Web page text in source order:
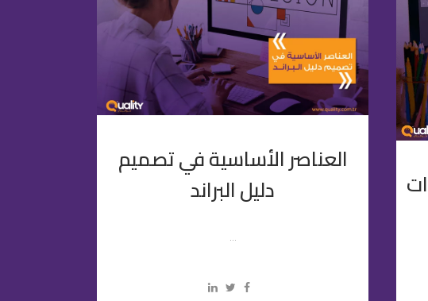
العناصر الأساسية في تصميم
دليل البراند
...